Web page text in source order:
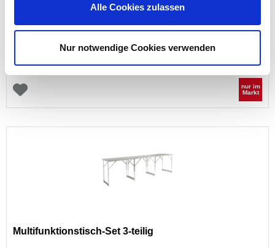
Alle Cookies zulassen
Nur notwendige Cookies verwenden
Preis reduziert von
nur im
Markt
Multifunktionstisch-Set 3-teilig